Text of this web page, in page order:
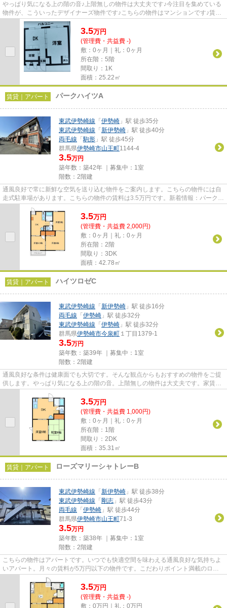
やっぱり気になる上の階の音♪上階無しの物件は大丈夫です♪今注目を集めている
物件が、こういったデザイナーズ物件です♪こちらの物件はマンションです♪賃料
5万円以下の物件をお探しのお...
3.5万円
(管理費・共益費 -)
敷：0ヶ月｜礼：0ヶ月
所在階：5階
間取り：1K
面積：25.22㎡
賃貸｜アパート パークハイツA
東武伊勢崎線 「 伊勢崎 」駅 徒歩35分
東武伊勢崎線 「 新伊勢崎 」駅 徒歩40分
両毛線 「駒形 」駅 徒歩45分
群馬県伊勢崎市山王町1144-4
3.5万円
築年数：築42年 ｜募集中： 1室
階数：2階建
通風良好で常に新鮮な空気を送り込む物件をご案内します。こちらの物件には自
走式駐車場があります。こちらの物件の賃料は3.5万円です。新着情報：パークハ
イツAの空室情報ならコチラ...
3.5万円
(管理費・共益費 2,000円)
敷：0ヶ月｜礼：0ヶ月
所在階：2階
間取り：3DK
面積：42.78㎡
賃貸｜アパート ハイツロゼC
東武伊勢崎線 「 新伊勢崎 」駅 徒歩16分
両毛線 「 伊勢崎 」駅 徒歩32分
東武伊勢崎線 「 伊勢崎 」駅 徒歩32分
群馬県伊勢崎市今泉町 １丁目1379-1
3.5万円
築年数：築39年 ｜募集中： 1室
階数：2階建
通風良好な条件は健康面でも大切です。そんな観点からもおすすめの物件をご提
供します。やっぱり気になる上の階の音。上階無しの物件は大丈夫です。家賃は
月々3.5万円でございます。気...
3.5万円
(管理費・共益費 1,000円)
敷：0ヶ月｜礼：0ヶ月
所在階：1階
間取り：2DK
面積：35.31㎡
賃貸｜アパート ローズマリーシャトレーB
東武伊勢崎線 「 新伊勢崎 」駅 徒歩38分
東武伊勢崎線 「 剛志 」駅 徒歩43分
両毛線 「 伊勢崎 」駅 徒歩44分
群馬県伊勢崎市山王町71-3
3.5万円
築年数：築38年 ｜募集中： 1室
階数：2階建
こちらの物件はアパートです。いつでも快適空間を味わえる通風良好な気持ちよ
いアパート。月々の賃料が5万円以下の物件です。こだわりポイント満載のロー
ズマリーシャトレーB。できる...
3.5万円
(管理費・共益費 -)
敷：0万円｜礼：0万円